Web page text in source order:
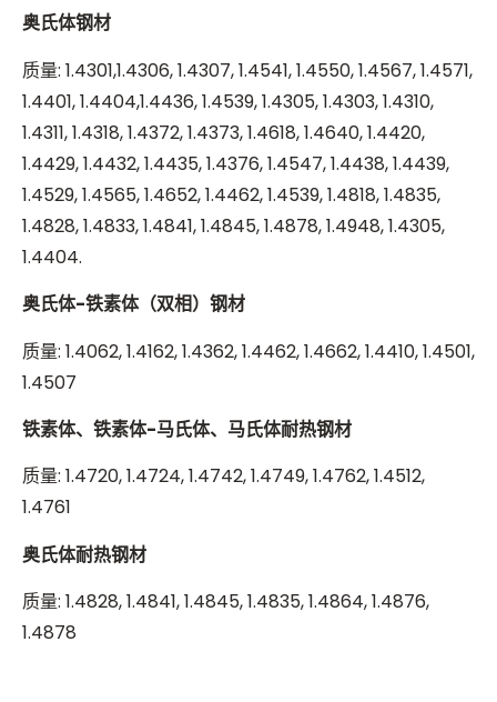
奥氏体钢材
质量: 1.4301,1.4306, 1.4307, 1.4541, 1.4550, 1.4567, 1.4571,
1.4401, 1.4404,1.4436, 1.4539, 1.4305, 1.4303, 1.4310,
1.4311, 1.4318, 1.4372, 1.4373, 1.4618, 1.4640, 1.4420,
1.4429, 1.4432, 1.4435, 1.4376, 1.4547, 1.4438, 1.4439,
1.4529, 1.4565, 1.4652, 1.4462, 1.4539, 1.4818, 1.4835,
1.4828, 1.4833, 1.4841, 1.4845, 1.4878, 1.4948, 1.4305,
1.4404.
奥氏体-铁素体（双相）钢材
质量: 1.4062, 1.4162, 1.4362, 1.4462, 1.4662, 1.4410, 1.4501,
1.4507
铁素体、铁素体-马氏体、马氏体耐热钢材
质量: 1.4720, 1.4724, 1.4742, 1.4749, 1.4762, 1.4512,
1.4761
奥氏体耐热钢材
质量: 1.4828, 1.4841, 1.4845, 1.4835, 1.4864, 1.4876,
1.4878